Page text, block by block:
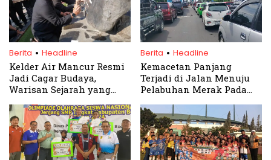
Berita . Headline
Kelder Air Mancur Resmi
Jadi Cagar Budaya,
Warisan Sejarah yang
Berita . Headline
Kemacetan Panjang
Terjadi di Jalan Menuju
Pelabuhan Merak Pada
1445 H